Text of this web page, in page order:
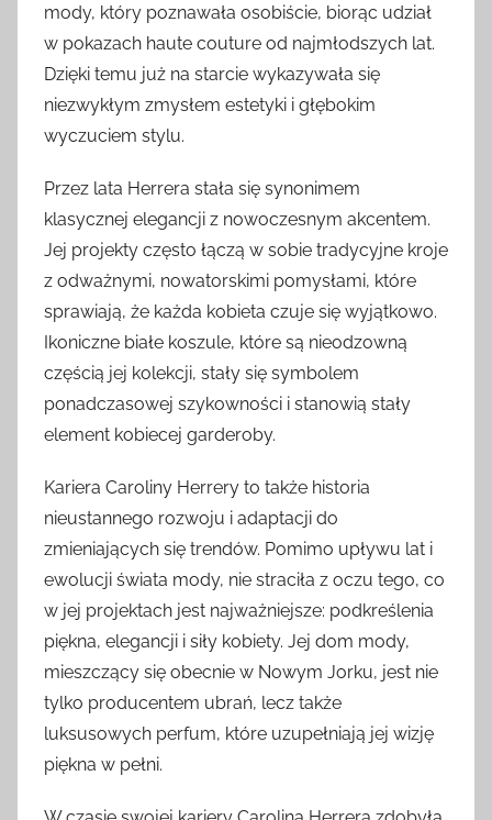
mody, który poznawała osobiście, biorąc udział
w pokazach haute couture od najmłodszych lat.
Dzięki temu już na starcie wykazywała się
niezwykłym zmysłem estetyki i głębokim
wyczuciem stylu.
Przez lata Herrera stała się synonimem
klasycznej elegancji z nowoczesnym akcentem.
Jej projekty często łączą w sobie tradycyjne kroje
z odważnymi, nowatorskimi pomysłami, które
sprawiają, że każda kobieta czuje się wyjątkowo.
Ikoniczne białe koszule, które są nieodzowną
częścią jej kolekcji, stały się symbolem
ponadczasowej szykowności i stanowią stały
element kobiecej garderoby.
Kariera Caroliny Herrery to także historia
nieustannego rozwoju i adaptacji do
zmieniających się trendów. Pomimo upływu lat i
ewolucji świata mody, nie straciła z oczu tego, co
w jej projektach jest najważniejsze: podkreślenia
piękna, elegancji i siły kobiety. Jej dom mody,
mieszczący się obecnie w Nowym Jorku, jest nie
tylko producentem ubrań, lecz także
luksusowych perfum, które uzupełniają jej wizję
piękna w pełni.